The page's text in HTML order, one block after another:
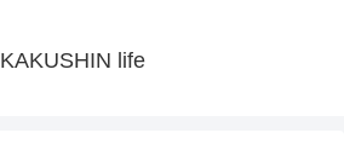
KAKUSHIN life